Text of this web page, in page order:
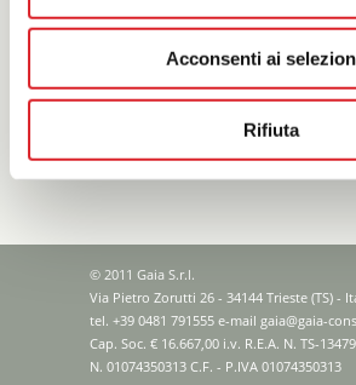
Acconsenti ai
Rifiuta
© 2011 Gaia S.r.l.
Via Pietro Zorutti 26 - 34144 Trieste (TS) -
tel. +39 0481 791555 e-mail gaia@gaia-
Cap. Soc. € 16.667,00 i.v. R.E.A. N. TS-
N. 01074350313 C.F. - P.IVA 01074350313